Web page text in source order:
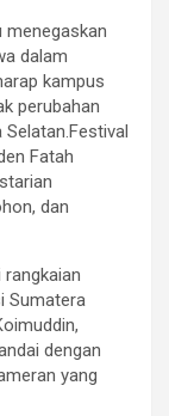
menegaskan
dalam
kampus
perubahan
Fatah
dan
Sumatera
dengan
yang